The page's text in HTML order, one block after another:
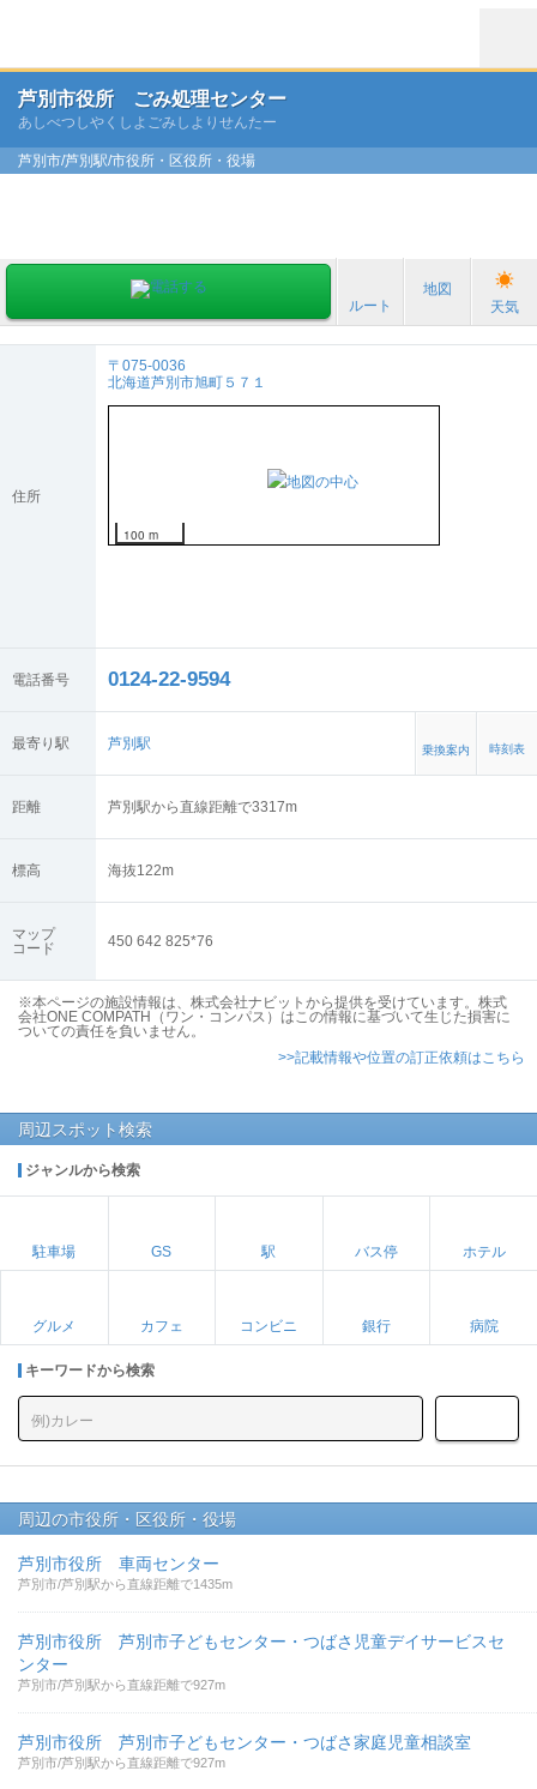
芦別市役所 ごみ処理センター
あしべつしやくしよごみしよりせんたー
芦別市/芦別駅/市役所・区役所・役場
ルート
地図
天気
住所
〒075-0036
北海道芦別市旭町５７１
100 m
電話番号 0124-22-9594
最寄り駅 芦別駅 乗換案内 時刻表
距離 芦別駅から直線距離で3317m
標高 海抜122m
マップ
コード
450 642 825*76
※本ページの施設情報は、株式会社ナビットから提供を受けています。株式
会社ONE COMPATH（ワン・コンパス）はこの情報に基づいて生じた損害に
ついての責任を負いません。
>>記載情報や位置の訂正依頼はこちら
周辺スポット検索
ジャンルから検索
駐車場 GS 駅 バス停 ホテル
グルメ カフェ コンビニ 銀行 病院
キーワードから検索
周辺の市役所・区役所・役場
芦別市役所 車両センター
芦別市/芦別駅から直線距離で1435m
芦別市役所 芦別市子どもセンター・つばさ児童デイサービスセ
ンター
芦別市/芦別駅から直線距離で927m
芦別市役所 芦別市子どもセンター・つばさ家庭児童相談室
芦別市/芦別駅から直線距離で927m